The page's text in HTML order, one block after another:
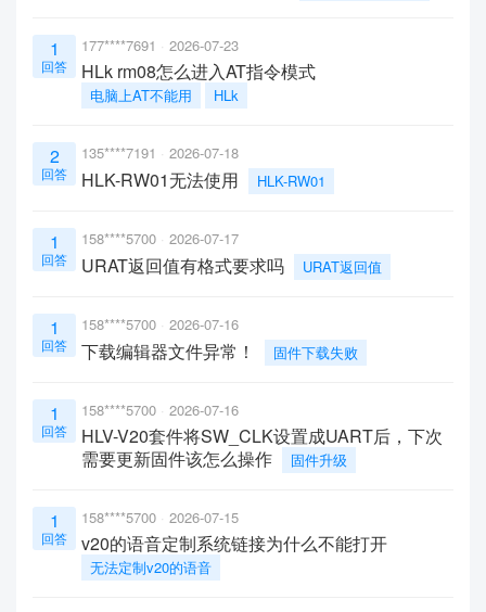
1
回答
177****7691 2026-07-23
HLk rm08怎么进入AT指令模式
电脑上AT不能用 HLk
2
回答
135****7191 2026-07-18
HLK-RW01无法使用 HLK-RW01
1
回答
158****5700 2026-07-17
URAT返回值有格式要求吗 URAT返回值
1
回答
158****5700 2026-07-16
下载编辑器文件异常！ 固件下载失败
1
回答
158****5700 2026-07-16
HLV-V20套件将SW_CLK设置成UART后，下次
需要更新固件该怎么操作
固件升级
1
回答
158****5700 2026-07-15
v20的语音定制系统链接为什么不能打开
无法定制v20的语音